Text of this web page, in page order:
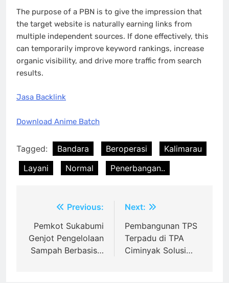
The purpose of a PBN is to give the impression that
the target website is naturally earning links from
multiple independent sources. If done effectively, this
can temporarily improve keyword rankings, increase
organic visibility, and drive more traffic from search
results.
Jasa Backlink
Download Anime Batch
Tagged: Bandara Beroperasi
Kalimarau
Layani
Normal Penerbangan..
navigation
Previous:
Pemkot Sukabumi
Genjot Pengelolaan
Sampah Berbasis…
Next:
Pembangunan TPS
Terpadu di TPA
Ciminyak Solusi…